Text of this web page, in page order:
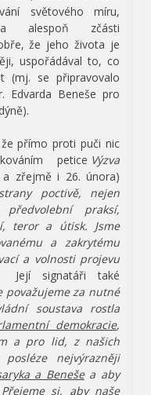
světového míru,
a alespoň zčásti
že jeho života je
uspořádával to, co
(mj. se připravovalo
Edvarda Beneše pro
přímo proti puči nic
petice Výzva
a zřejmě i 26. února)
poctivě, nejen
praksí,
teror a útisk. Jsme
a zakrytému
a volnosti projevu
Její signatáři také
považujeme za nutné
soustava rostla
demokracie,
a pro lid, z našich
nejvýrazněji
a Benešea aby
si, aby naše